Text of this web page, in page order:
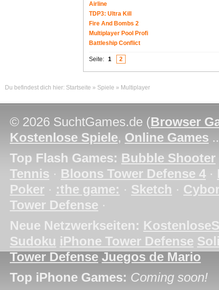
Airline
TDP3: Ultra Kill
Fire And Bombs 2
Multiplayer Pool Profi
Battleship Conflict
Seite: 1 2
Du befindest dich hier: Startseite » Spiele » Multiplayer
© 2026 SuchtGames.de (Browser
Kostenlose Spiele, Online Games
Top Flash Games: Bubble Shooter
Tennis · Bloons Tower Defense 4 ·
Poker · :the game: · Sketch ·
Tower Defense ·
Neue Netzwerkseiten:
Sudoku iPhone Tower Defense
Tower Defense Juegos de Mario
Top iPhone Games: Coming soon!